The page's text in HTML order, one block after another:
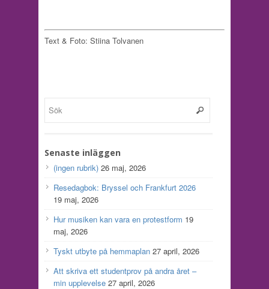
Text & Foto: Stiina Tolvanen
Senaste inläggen
(ingen rubrik) 26 maj, 2026
Resedagbok: Bryssel och Frankfurt 2026
19 maj, 2026
Hur musiken kan vara en protestform 19
maj, 2026
Tyskt utbyte på hemmaplan 27 april, 2026
Att skriva ett studentprov på andra året –
min upplevelse 27 april, 2026